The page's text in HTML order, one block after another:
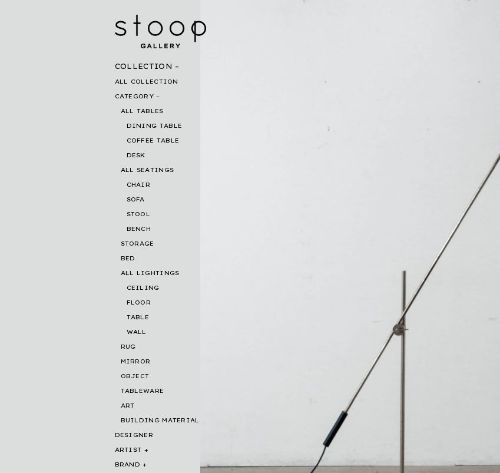
COLLECTION
ALL COLLECTION
CATEGORY
ALL TABLES
DINING TABLE
COFFEE TABLE
DESK
ALL SEATINGS
CHAIR
SOFA
STOOL
BENCH
STORAGE
BED
ALL LIGHTINGS
CEILING
FLOOR
TABLE
WALL
RUG
MIRROR
OBJECT
TABLEWARE
ART
BUILDING MATERIAL
DESIGNER
ARTIST
BRAND